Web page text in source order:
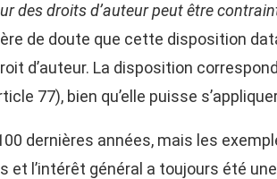
des droits d’auteur peut être
de doute que cette disposition
d’auteur. La disposition
77), bien qu’elle puisse
dernières années, mais les
et l’intérêt général a toujours été